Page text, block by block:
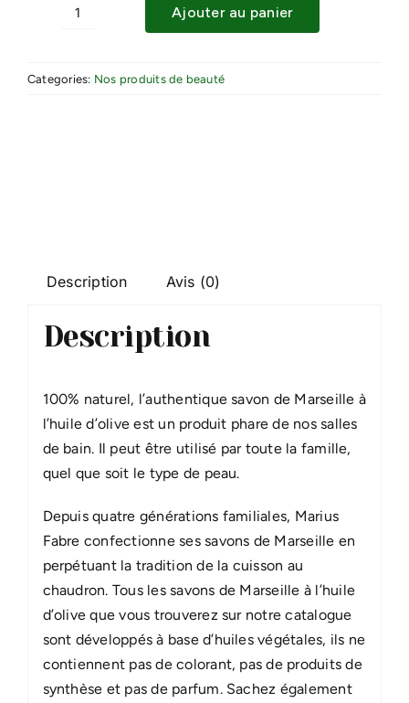
MARIUS
Ajouter au panier
Categories: Nos produits de beauté
Description Avis (0)
Description
100% naturel, l’authentique savon de Marseille à
l’huile d’olive est un produit phare de nos salles
de bain. Il peut être utilisé par toute la famille,
quel que soit le type de peau.
Depuis quatre générations familiales, Marius
Fabre confectionne ses savons de Marseille en
perpétuant la tradition de la cuisson au
chaudron. Tous les savons de Marseille à l’huile
d’olive que vous trouverez sur notre catalogue
sont développés à base d’huiles végétales, ils ne
contiennent pas de colorant, pas de produits de
synthèse et pas de parfum. Sachez également